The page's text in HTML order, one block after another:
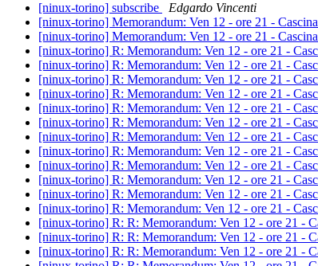
[ninux-torino] subscribe
Edgardo Vincenti
[ninux-torino] Memorandum: Ven 12 - ore 21 -
[ninux-torino] Memorandum: Ven 12 - ore 21 -
[ninux-torino] R: Memorandum: Ven 12 - ore 21 -
[ninux-torino] R: Memorandum: Ven 12 - ore 21 -
[ninux-torino] R: Memorandum: Ven 12 - ore 21 -
[ninux-torino] R: Memorandum: Ven 12 - ore 21 -
[ninux-torino] R: Memorandum: Ven 12 - ore 21 -
[ninux-torino] R: Memorandum: Ven 12 - ore 21 -
[ninux-torino] R: Memorandum: Ven 12 - ore 21 -
[ninux-torino] R: Memorandum: Ven 12 - ore 21 -
[ninux-torino] R: Memorandum: Ven 12 - ore 21 -
[ninux-torino] R: Memorandum: Ven 12 - ore 21 -
[ninux-torino] R: Memorandum: Ven 12 - ore 21 -
[ninux-torino] R: Memorandum: Ven 12 - ore 21 -
[ninux-torino] R: R: Memorandum: Ven 12 - ore 21 -
[ninux-torino] R: R: Memorandum: Ven 12 - ore 21 -
[ninux-torino] R: R: Memorandum: Ven 12 - ore 21 -